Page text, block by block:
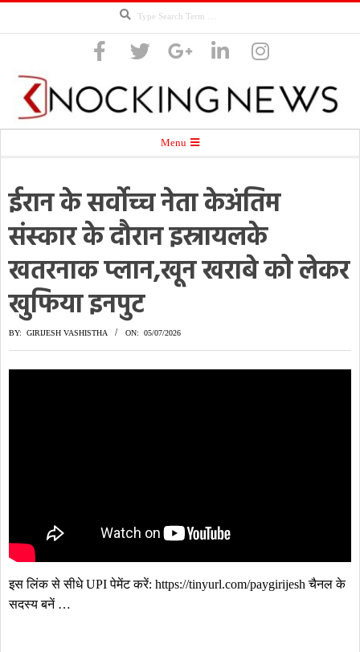
Knocking
News
Menu
ईरान के सर्वोच्च नेता केअंतिम
संस्कार के दौरान इस्रायलके
खतरनाक प्लान,खून खराबे को लेकर
खुफिया इनपुट
BY: GIRIJESH VASHISTHA ON: 05/07/2026
इस लिंक से सीधे UPI पेमेंट करें: https://tinyurl.com/paygirijesh चैनल के
सदस्य बनें …